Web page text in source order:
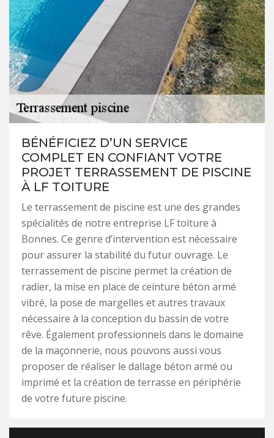
BÉNÉFICIEZ D’UN SERVICE
COMPLET EN CONFIANT VOTRE
PROJET TERRASSEMENT DE PISCINE
À LF TOITURE
Le terrassement de piscine est une des grandes
spécialités de notre entreprise LF toiture à
Bonnes. Ce genre d’intervention est nécessaire
pour assurer la stabilité du futur ouvrage. Le
terrassement de piscine permet la création de
radier, la mise en place de ceinture béton armé
vibré, la pose de margelles et autres travaux
nécessaire à la conception du bassin de votre
rêve. Également professionnels dans le domaine
de la maçonnerie, nous pouvons aussi vous
proposer de réaliser le dallage béton armé ou
imprimé et la création de terrasse en périphérie
de votre future piscine.